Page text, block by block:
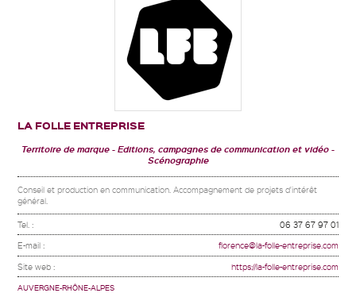
LA FOLLE ENTREPRISE
Territoire de marque
Editions, campagnes de communication et vidéo
Scénographie
Conseil et production en communication. Accompagnement de projets d'intérêt
général.
Tel. : 06 37 67 97 01
E-mail : florence@la-folle-entreprise.com
Site web : https://la-folle-entreprise.com
AUVERGNE-RHÔNE-ALPES